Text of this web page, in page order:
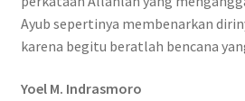
Ayub sepertinya membenarkan
karena begitu beratlah bencana
Yoel M. Indrasmoro